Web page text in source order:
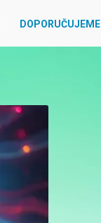
DOPORUČUJEME